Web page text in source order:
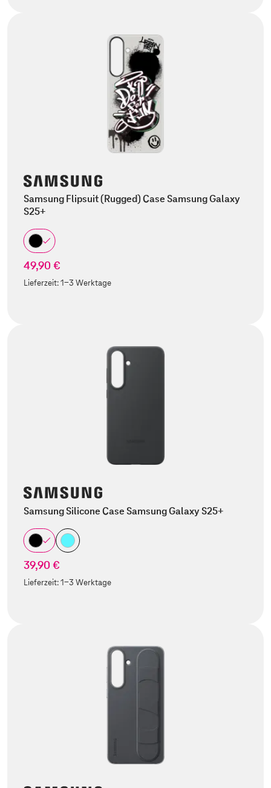
Samsung Flipsuit (Rugged) Case Samsung Galaxy
S25+
49,90 €
Lieferzeit:1-3 Werktage
Samsung Silicone Case Samsung Galaxy S25+
39,90 €
Lieferzeit:1-3 Werktage